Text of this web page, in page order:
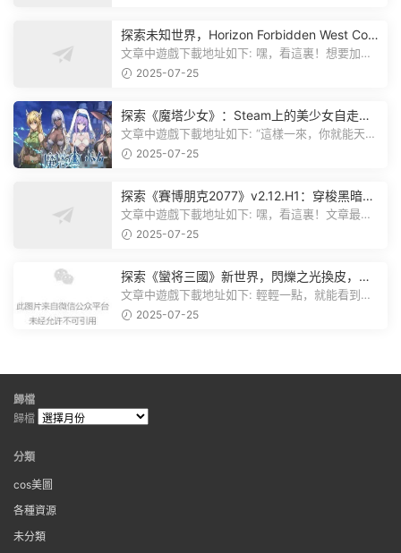
探索未知世界，Horizon Forbidden West Com
plete Edition正式發布！
文章中遊戲下載地址如下: 嘿，看這裏！想要加入
遊戲資源分享群，就點文章最後那...
2025-07-25
探索《魔塔少女》：Steam上的美少女自走
棋，戰鬥與策略的雙重盛宴！
文章中遊戲下載地址如下: “這樣一來，你就能天天
2025-07-25
探索《賽博朋克2077》v2.12.H1：穿梭黑暗都
市，感受未來世界的震撼
文章中遊戲下載地址如下: 嘿，看這裏！文章最後
有個圖片，點一下就能加入我們的...
2025-07-25
探索《蠻将三國》新世界，閃爍之光換皮，共
赴手遊盛宴！
文章中遊戲下載地址如下: 輕輕一點，就能看到原
文。 滑動一下屏幕，就能看到...
2025-07-25
歸檔
歸檔
分類
cos美圖
各種資源
未分類